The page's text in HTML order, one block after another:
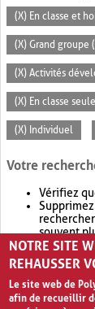
(X) En classe et
(X) Grand groupe
(X) Activités
(X) En classe
(X) Individuel
Votre
Vérifiez
souvent
Envisagez
NOTRE SITE
REHAUSSER
Le site web de
afin de recueillir